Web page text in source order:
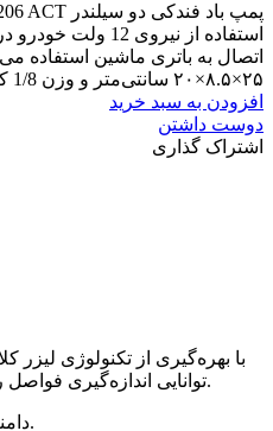
استفاده از نیروی
اتصال به باتری ماشین استفاده می
۲۵×۸.۵×۲۰ سانتی‌متر و وزن 1/8 کیلوگرم به...
افزودن به سبد خرید
دوست داشتن
اشتراک گذاری
توانایی اندازه‌گیری فواصل را با دقت بسیار بالا فراهم می‌کند.
دامنه اندازه‌گیری: از ۰.۰۵ تا ۱۰۰ متر.